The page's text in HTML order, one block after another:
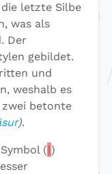
letzte Silbe
was als
Der
gebildet.
und
weshalb es
betonte
).
(|)